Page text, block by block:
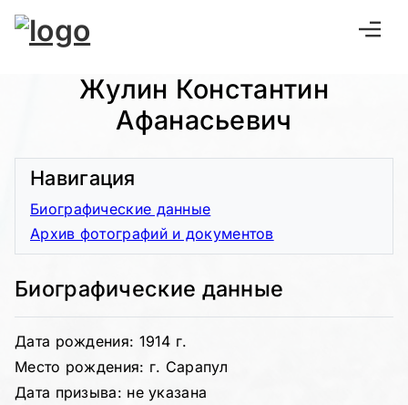
Жулин Константин
Афанасьевич
Биографические данные
Дата рождения: 1914 г.
Место рождения: г. Сарапул
Дата призыва: не указана
Навигация
Биографические данные
Архив фотографий и документов